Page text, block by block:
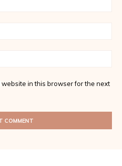
website in this browser for the next